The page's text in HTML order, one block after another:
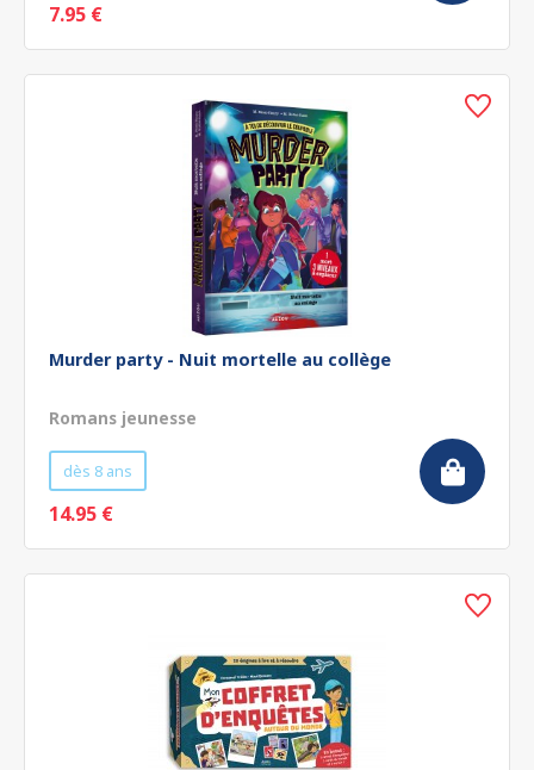
7.95 €
Murder party - Nuit mortelle au collège
Romans jeunesse
dès 8 ans
14.95 €